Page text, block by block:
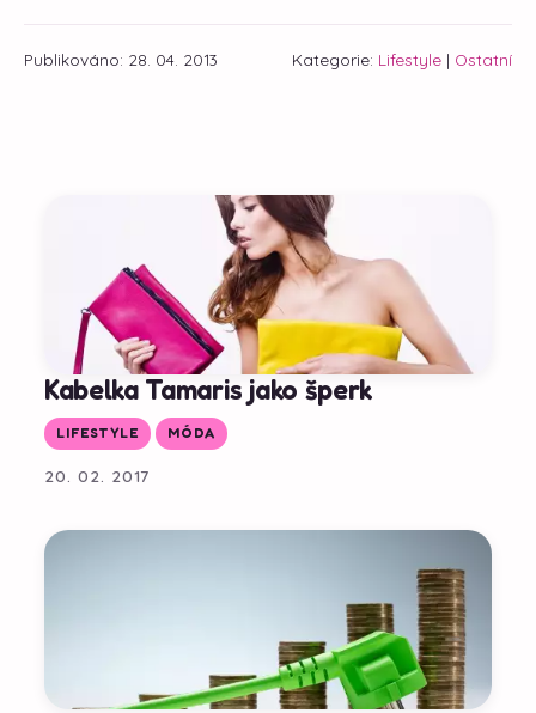
Publikováno: 28. 04. 2013 Kategorie: Lifestyle | Ostatní
Kabelka Tamaris jako šperk
LIFESTYLE MÓDA
20. 02. 2017